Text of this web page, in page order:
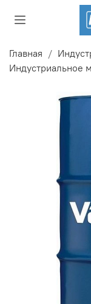
Главная
Индустриальное